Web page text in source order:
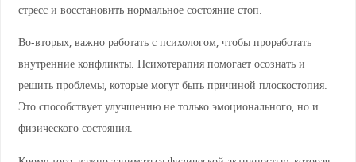
стресс и восстановить нормальное состояние стоп.
Во-вторых, важно работать с психологом, чтобы проработать
внутренние конфликты. Психотерапия помогает осознать и
решить проблемы, которые могут быть причиной плоскостопия.
Это способствует улучшению не только эмоционального, но и
физического состояния.